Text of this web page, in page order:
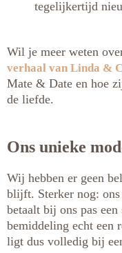
tegelijkertijd
Wil je meer weten
verhaal van Linda &
Mate & Date en hoe
de liefde.
Ons unieke
Wij hebben er geen
blijft. Sterker nog:
betaalt bij ons pas een
bemiddeling echt een
ligt dus volledig bij